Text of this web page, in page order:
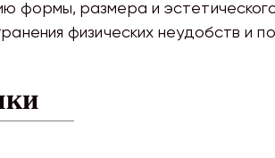
формы, размера и
физических неудобств и